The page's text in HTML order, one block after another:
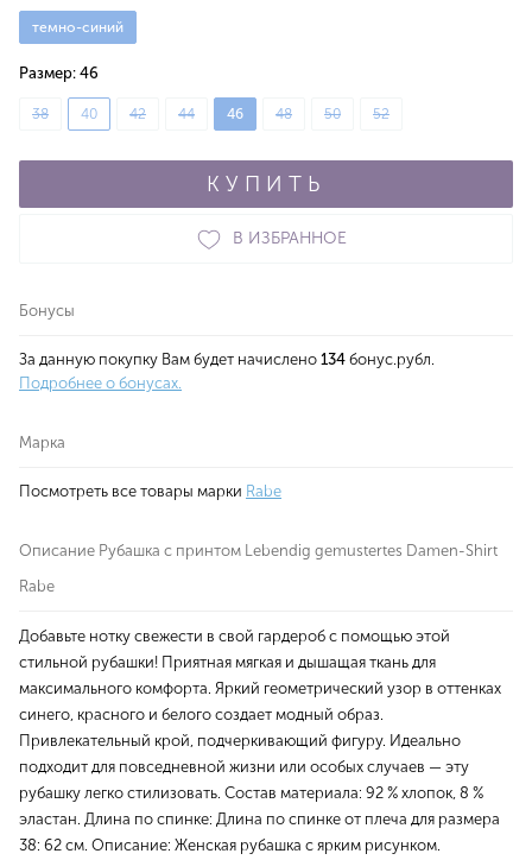
темно-синий
Размер: 46
38 40 42 44 46 48 50 52
КУПИТЬ
В ИЗБРАННОЕ
Бонусы
За данную покупку Вам будет начислено 134 бонус.рубл.
Подробнее о бонусах.
Марка
Посмотреть все товары марки Rabe
Описание Рубашка с принтом Lebendig gemustertes Damen-Shirt
Rabe
Добавьте нотку свежести в свой гардероб с помощью этой
стильной рубашки! Приятная мягкая и дышащая ткань для
максимального комфорта. Яркий геометрический узор в оттенках
синего, красного и белого создает модный образ.
Привлекательный крой, подчеркивающий фигуру. Идеально
подходит для повседневной жизни или особых случаев — эту
рубашку легко стилизовать. Состав материала: 92 % хлопок, 8 %
эластан. Длина по спинке: Длина по спинке от плеча для размера
38: 62 см. Описание: Женская рубашка с ярким рисунком.